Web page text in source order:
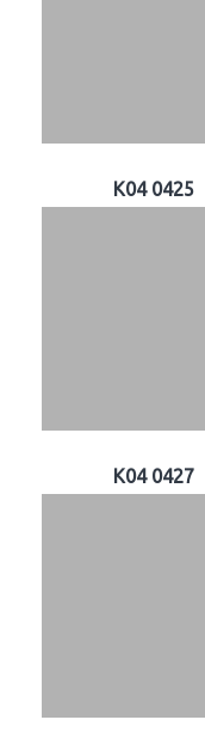
K04 0425
K04 0427